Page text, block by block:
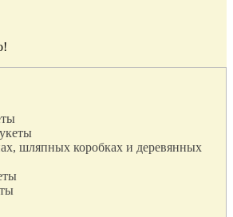
шляпных коробках и деревянных